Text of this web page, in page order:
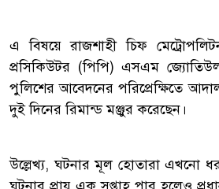
এ বিষয়ে রাজশাহী চিফ
প্রসিকিউটর (পিপি) এসএম
পুলিশের আবেদনের পরিপ্রেক্ষিতে
দুই দিনের রিমান্ড মঞ্জুর করেছেন।
উল্লেখ্য, ঘটনার মূল হোতারা এখনো